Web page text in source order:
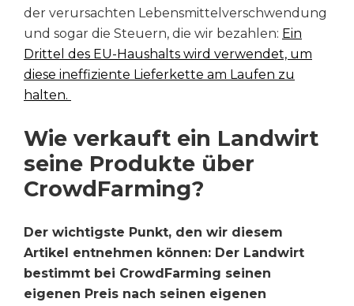
der verursachten Lebensmittelverschwendung
und sogar die Steuern, die wir bezahlen: Ein
Drittel des EU-Haushalts wird verwendet, um
diese ineffiziente Lieferkette am Laufen zu
halten.
Wie verkauft ein Landwirt
seine Produkte über
CrowdFarming?
Der wichtigste Punkt, den wir diesem
Artikel entnehmen können: Der Landwirt
bestimmt bei CrowdFarming seinen
eigenen Preis nach seinen eigenen